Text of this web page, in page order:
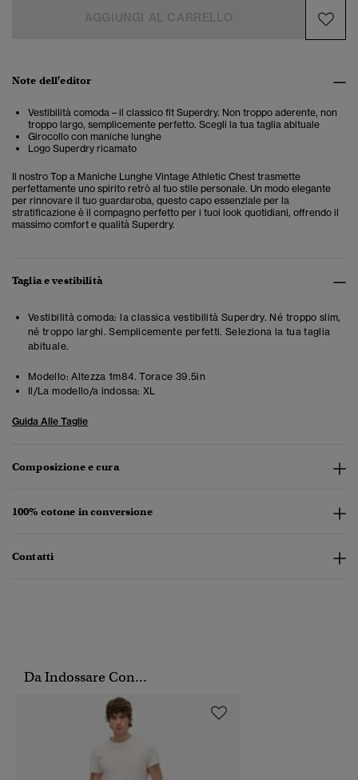
Note dell'editor
Vestibilità comoda – il classico fit Superdry. Non troppo aderente, non
troppo largo, semplicemente perfetto. Scegli la tua taglia abituale
Girocollo con maniche lunghe
Logo Superdry ricamato
Il nostro Top a Maniche Lunghe Vintage Athletic Chest trasmette
perfettamente uno spirito retrò al tuo stile personale. Un modo elegante
per rinnovare il tuo guardaroba, questo capo essenziale per la
stratificazione è il compagno perfetto per i tuoi look quotidiani, offrendo il
massimo comfort e qualità Superdry.
Taglia e vestibilità
Vestibilità comoda: la classica vestibilità Superdry. Né troppo slim,
né troppo larghi. Semplicemente perfetti. Seleziona la tua taglia
abituale.
Modello: Altezza 1m84. Torace 39.5in
Il/La modello/a indossa: XL
Guida Alle Taglie
Composizione e cura
100% cotone in conversione
Contatti
Da Indossare Con...